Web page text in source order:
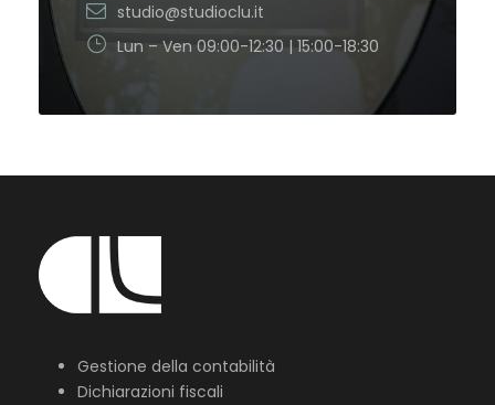
studio@studioclu.it
Lun – Ven 09:00-12:30 | 15:00-18:30
Gestione della contabilità
Dichiarazioni fiscali